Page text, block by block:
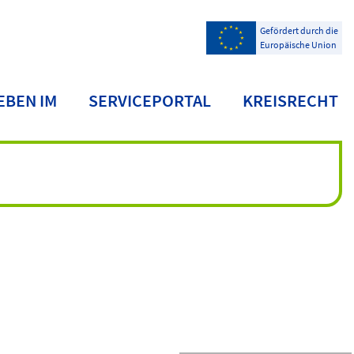
Gefördert durch die
Europäische Union
IM SERVICEPORTAL KREISRECHT